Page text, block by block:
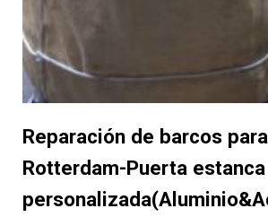
Reparación de barcos
Rotterdam-Puerta estanca